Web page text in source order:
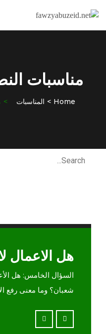
مناسبات
Home المناسبات
السؤال الخامس: هل
شعبان؟ وما معنى رفع